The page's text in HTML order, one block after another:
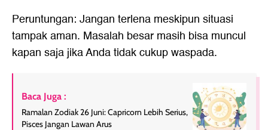
Peruntungan: Jangan terlena meskipun situasi
tampak aman. Masalah besar masih bisa muncul
kapan saja jika Anda tidak cukup waspada.
Baca Juga :
Ramalan Zodiak 26 Juni: Capricorn Lebih Serius,
Pisces Jangan Lawan Arus